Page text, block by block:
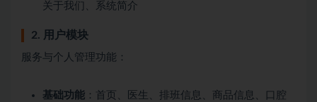
关于我们、系统简介
2. 用户模块
服务与个人管理功能：
基础功能 ：首页、医生、排班信息、商品信息、口腔